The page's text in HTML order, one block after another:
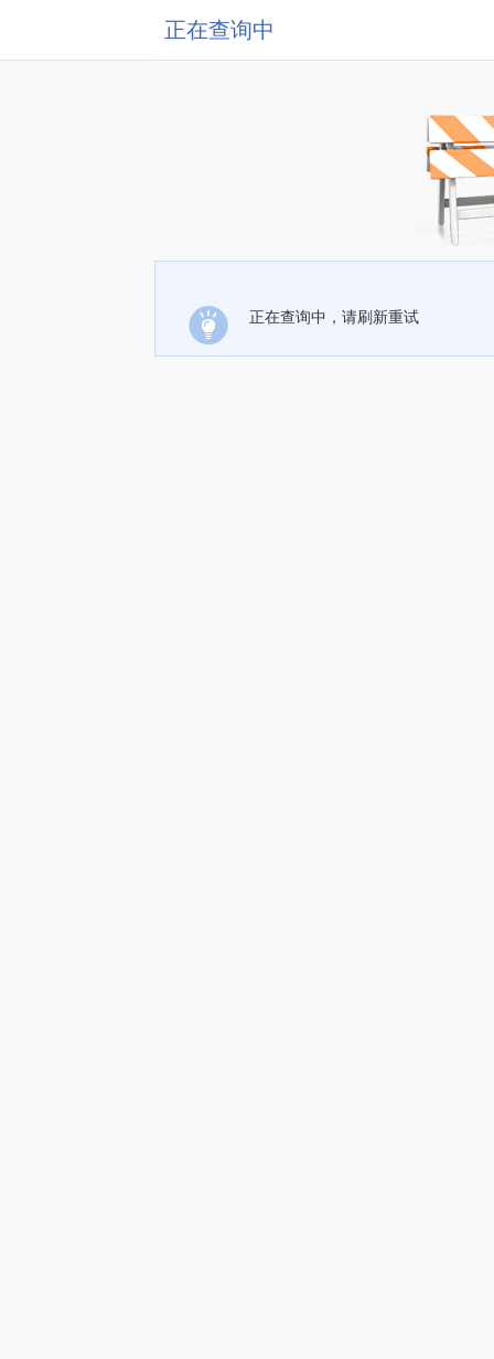
正在查询中
正在查询中，请刷新重试